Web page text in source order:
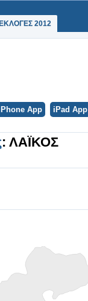
ΕΚΛΟΓΕΣ 2012
App iPad App
: ΛΑΪΚΟΣ